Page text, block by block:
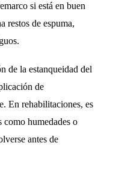
si está en buen
restos de espuma,
de la estanqueidad del
de
En rehabilitaciones, es
como humedades o
antes de